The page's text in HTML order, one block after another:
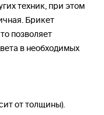
техник, при этом
Брикет
позволяет
в необходимых
от толщины).